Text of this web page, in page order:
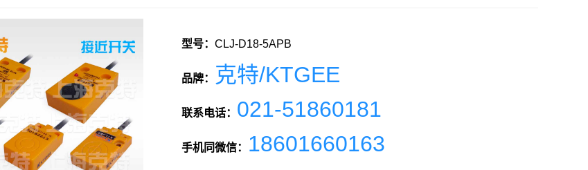
型号： CLJ-D18-5APB
品牌： 克特/KTGEE
联系电话： 021-51860181
手机同微信： 18601660163